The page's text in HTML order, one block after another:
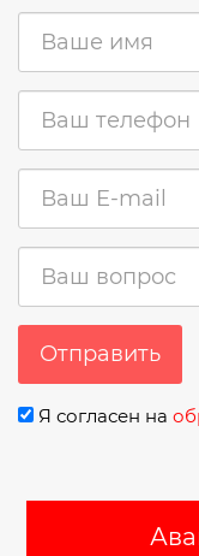
Отправить
Я согласен на